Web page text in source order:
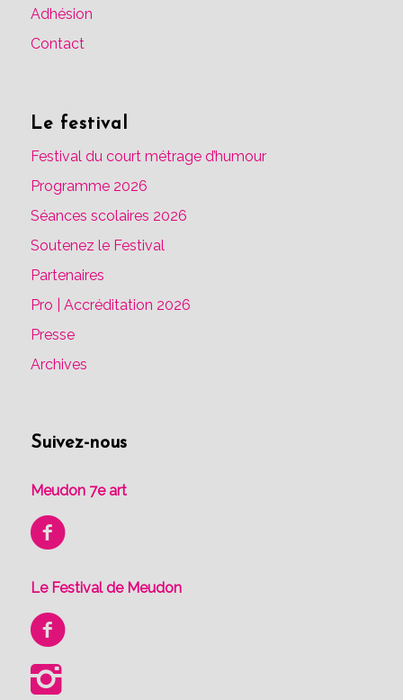
Adhésion
Contact
Le festival
Festival du court métrage d’humour
Programme 2026
Séances scolaires 2026
Soutenez le Festival
Partenaires
Pro | Accréditation 2026
Presse
Archives
Suivez-nous
Meudon 7e art
Le Festival de Meudon